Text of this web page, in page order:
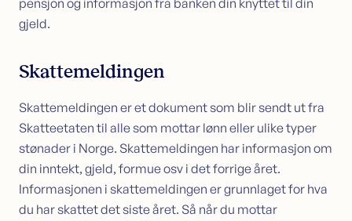
pensjon og informasjon fra banken din knyttet til din
gjeld.
Skattemeldingen
Skattemeldingen er et dokument som blir sendt ut fra
Skatteetaten til alle som mottar lønn eller ulike typer
stønader i Norge. Skattemeldingen har informasjon om
din inntekt, gjeld, formue osv i det forrige året.
Informasjonen i skattemeldingen er grunnlaget for hva
du har skattet det siste året. Så når du mottar